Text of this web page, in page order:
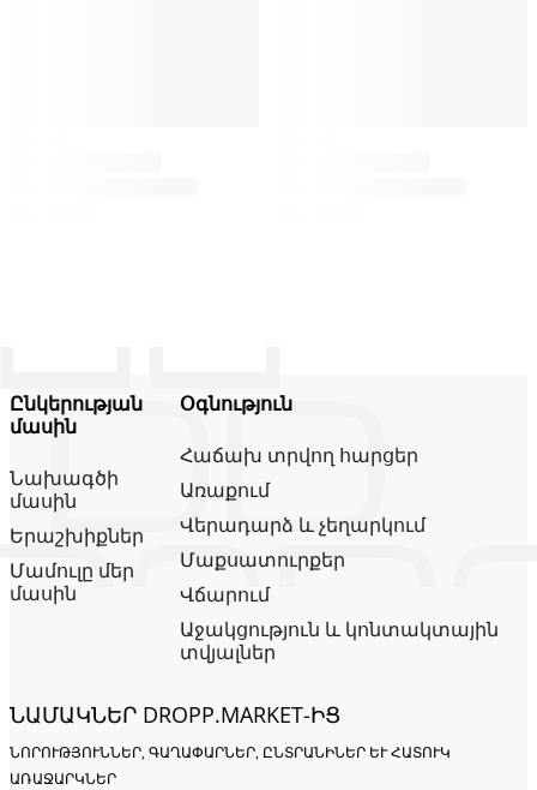
Ընկերության
մասին
Նախագծի
մասին
Երաշխիքներ
Մամուլը մեր
մասին
Օգնություն
Հաճախ տրվող հարցեր
Առաքում
Վերադարձ և չեղարկում
Մաքսատուրքեր
Վճարում
Աջակցություն և կոնտակտային
տվյալներ
ՆԱՄԱԿՆԵՐ DROPP.MARKET-ԻՑ
ՆՈՐՈՒԹՅՈՒՆՆԵՐ, ԳԱՂԱՓԱՐՆԵՐ, ԸՆՏՐԱՆԻՆԵՐ ԵՒ ՀԱՏՈՒԿ Ա
ՌԱՋԱՐԿՆԵՐ